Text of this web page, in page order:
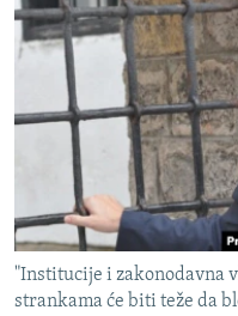
"Institucije i zakonodavna
strankama će biti teže da